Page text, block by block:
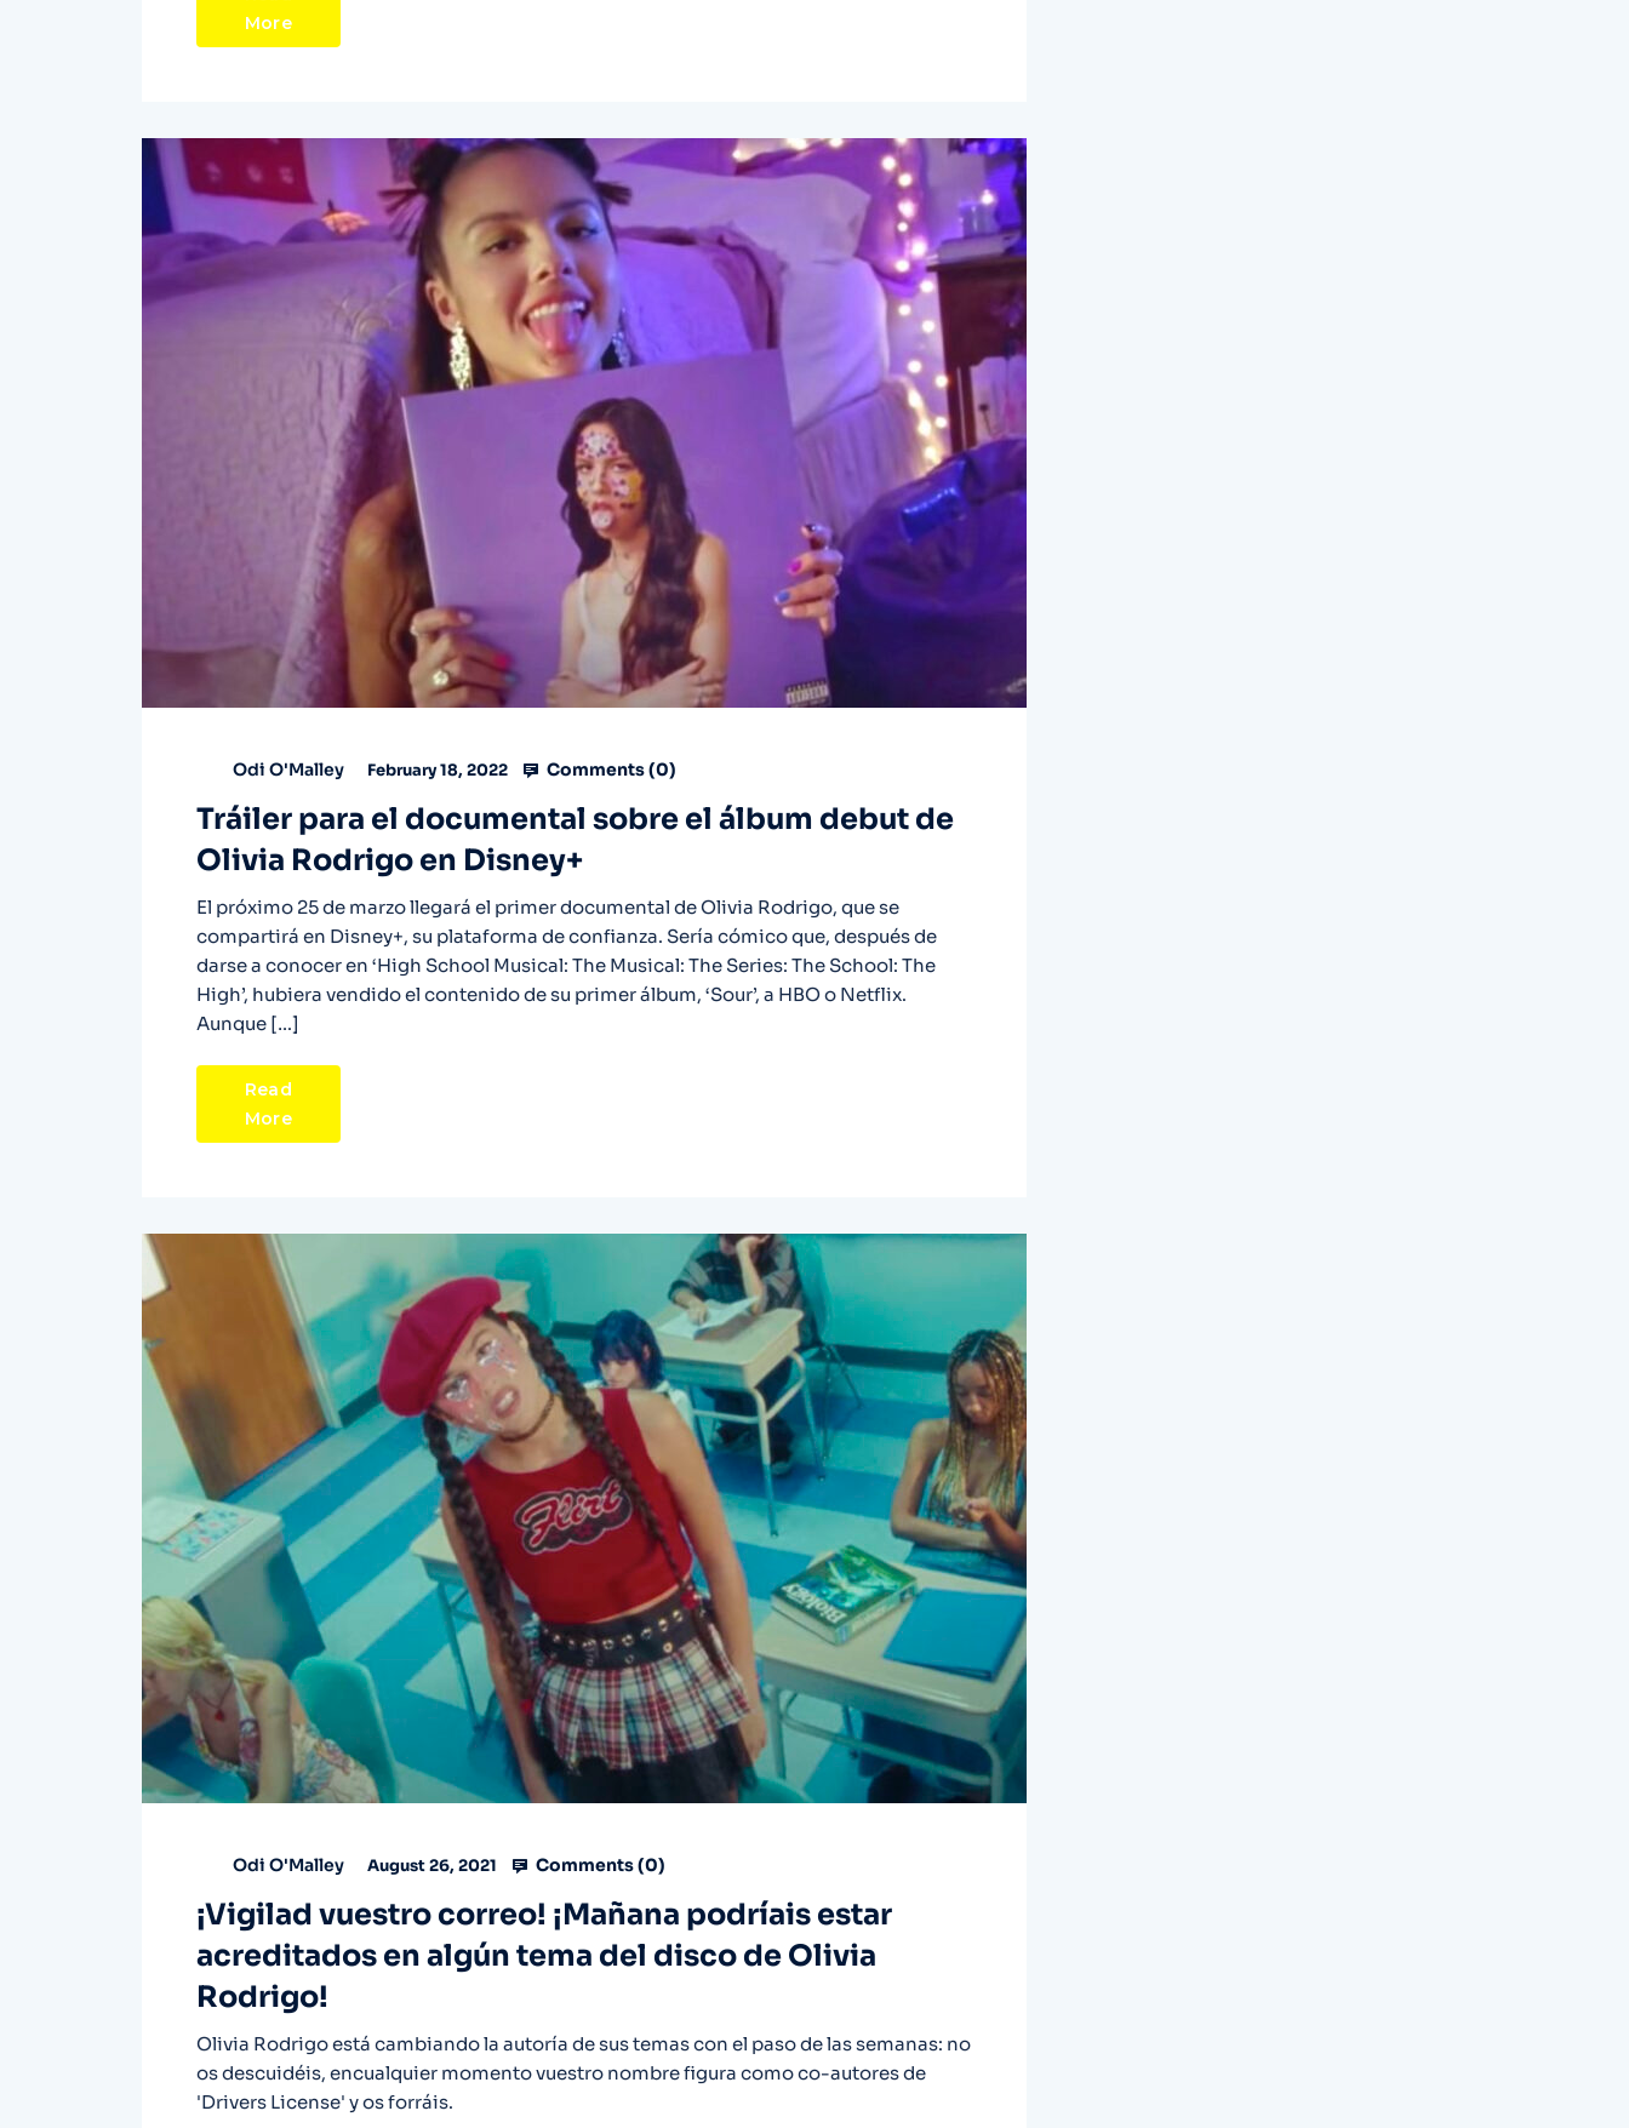
More
Odi O'Malley February 18, 2022 Comments (0)
Tráiler para el documental sobre el álbum debut de
Olivia Rodrigo en Disney+
El próximo 25 de marzo llegará el primer documental de Olivia Rodrigo, que se
compartirá en Disney+, su plataforma de confianza. Sería cómico que, después de
darse a conocer en ‘High School Musical: The Musical: The Series: The School: The
High’, hubiera vendido el contenido de su primer álbum, ‘Sour’, a HBO o Netflix.
Aunque […]
Read
More
Odi O'Malley August 26, 2021 Comments (0)
¡Vigilad vuestro correo! ¡Mañana podríais estar
acreditados en algún tema del disco de Olivia
Rodrigo!
Olivia Rodrigo está cambiando la autoría de sus temas con el paso de las semanas: no
os descuidéis, encualquier momento vuestro nombre figura como co-autores de
'Drivers License' y os forráis.